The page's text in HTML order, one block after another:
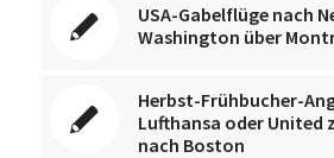
USA-Gabelflüge nach
Washington über
Herbst-Frühbucher-
Lufthansa oder United
nach Boston